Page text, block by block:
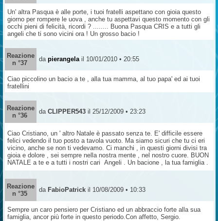
Un' altra Pasqua è alle porte, i tuoi fratelli aspettano con gioia questo
giorno per rompere le uova , anche tu aspettavi questo momento con gli
occhi pieni di felicità, ricordi ? ........ Buona Pasqua CRIS e a tutti gli
angeli che ti sono vicini ora ! Un grosso bacio !
Reazione
n °37
da pierangela il 10/01/2010 • 20:55
Ciao piccolino un bacio a te , alla tua mamma, al tuo papa' ed ai tuoi
fratellini
Reazione
n °36
da CLIPPER543il 25/12/2009 • 23:23
Ciao Cristiano, un ' altro Natale è passato senza te. E' difficile essere
felici vedendo il tuo posto a tavola vuoto. Ma siamo sicuri che tu ci eri
vicino, anche se non ti vedevamo. Ci manchi , in questi giorni divisi tra
gioia e dolore , sei sempre nella nostra mente , nel nostro cuore. BUON
NATALE a te e a tutti i nostri cari Angeli . Un bacione , la tua famiglia .
Reazione
n °35
da FabioPatrickil 10/08/2009 • 10:33
Sempre un caro pensiero per Cristiano ed un abbraccio forte alla sua
famiglia, ancor più forte in questo periodo.Con affetto, Sergio.